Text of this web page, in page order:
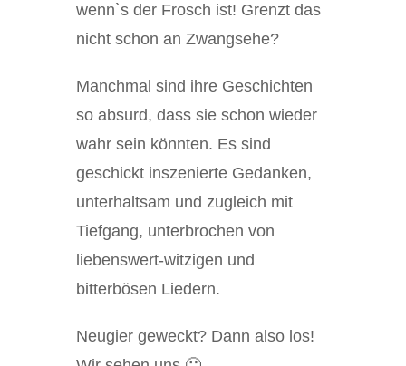
wenn`s der Frosch ist! Grenzt das
nicht schon an Zwangsehe?
Manchmal sind ihre Geschichten
so absurd, dass sie schon wieder
wahr sein könnten. Es sind
geschickt inszenierte Gedanken,
unterhaltsam und zugleich mit
Tiefgang, unterbrochen von
liebenswert-witzigen und
bitterbösen Liedern.
Neugier geweckt? Dann also los!